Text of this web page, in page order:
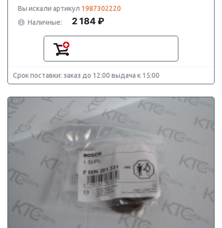
Вы искали артикул 1987302220
Наличные:
2 184 ₽
Срок поставки: заказ до 12:00 выдача к 15:00